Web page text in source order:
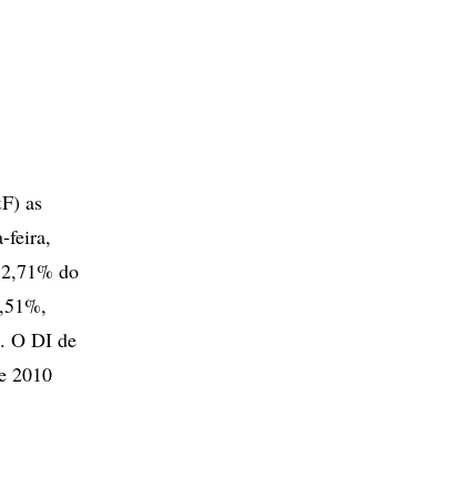
as
feira,
do
O DI de
2010